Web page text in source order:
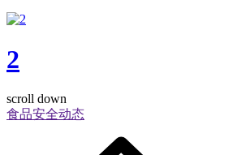
2
scroll down
食品安全动态